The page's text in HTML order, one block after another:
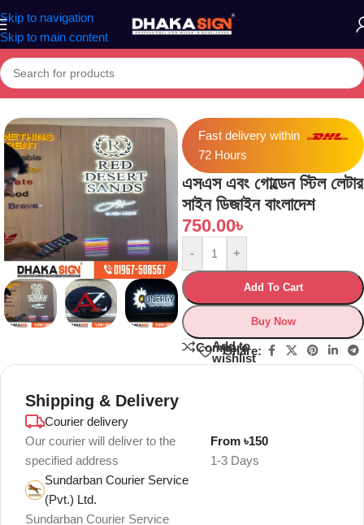
Skip to navigation
Skip to main content
Home»Shop»এসএস এবং গোল্ডেন স্টিল লেটার সাইন ডিজাইন বাংলাদেশ
Fast delivery within
72 Hours
এসএস এবং গোল্ডেন স্টিল লেটার
সাইন ডিজাইন বাংলাদেশ
750.00৳
- +
Add To Cart
Buy Now
Compare
Add to
wishlist
Share:
Shipping & Delivery
Courier delivery
Our courier will deliver to the
specified address
1-3 Days
From ৳150
Sundarban Courier Service
(Pvt.) Ltd.
Sundarban Courier Service